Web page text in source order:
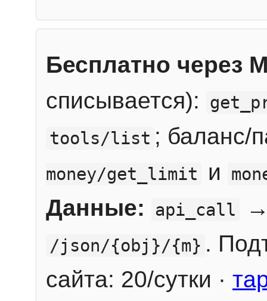
Бесплатно через
списывается):
tools/list ; баланс/
money/get_limit и
Данные: api_call
/json/{obj}/{m} .
сайта: 20/сутки ·